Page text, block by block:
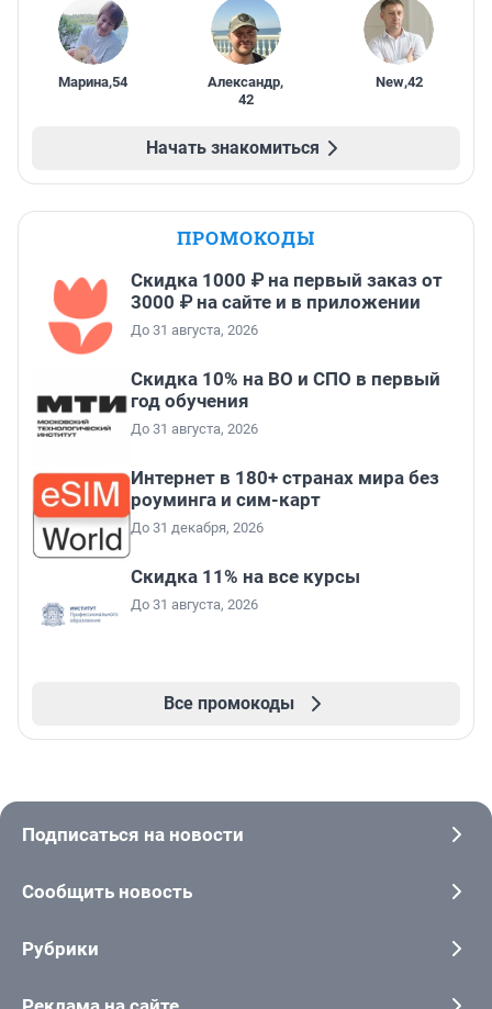
Марина,54 Александр,
42
New,42
Начать знакомиться
ПРОМОКОДЫ
Скидка 1000 ₽ на первый заказ от
3000 ₽ на сайте и в приложении
До 31 августа, 2026
Скидка 10% на ВО и СПО в первый
год обучения
До 31 августа, 2026
Интернет в 180+ странах мира без
роуминга и сим-карт
До 31 декабря, 2026
Скидка 11% на все курсы
До 31 августа, 2026
Все промокоды
Подписаться на новости
Сообщить новость
Рубрики